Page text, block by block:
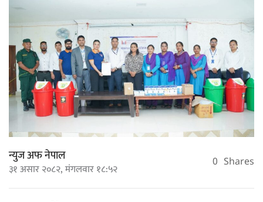
न्युज अफ नेपाल
३१ असार २०८२, मंगलवार १८:५२ 0 Shares